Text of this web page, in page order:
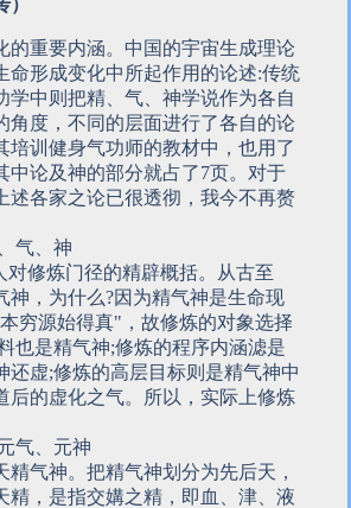
的重要内涵。中国的宇宙生成理论
命形成变化中所起作用的论述:传统
学中则把精、气、神学说作为各自
角度，不同的层面进行了各自的论
培训健身气功师的教材中，也用了
中论及神的部分就占了7页。对于
述各家之论已很透彻，我今不再赘
气、神
修炼门径的精辟概括。从古至
神，为什么?因为精气神是生命现
穷源始得真"，故修炼的对象选择
也是精气神;修炼的程序内涵滤是
还虚;修炼的高层目标则是精气神中
后的虚化之气。所以，实际上修炼
气、元神
气神。把精气神划分为先后天，
精，是指交媾之精，即血、津、液